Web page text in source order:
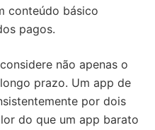
conteúdo básico
pagos.
não apenas o
prazo. Um app de
por dois
do que um app barato